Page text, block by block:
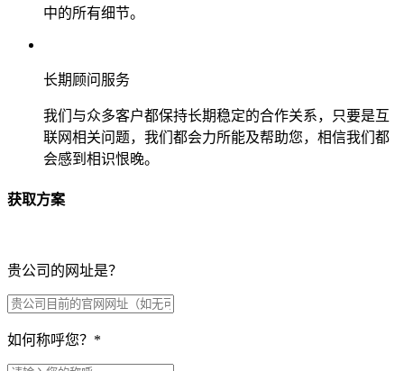
中的所有细节。
长期顾问服务
我们与众多客户都保持长期稳定的合作关系，只要是互
联网相关问题，我们都会力所能及帮助您，相信我们都
会感到相识恨晚。
获取方案
贵公司的网址是？
如何称呼您？ *